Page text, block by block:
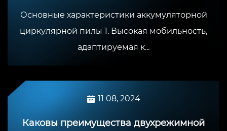
Основные характеристики аккумуляторной
циркулярной пилы 1. Высокая мобильность,
адаптируемая к...
11 08, 2024
Каковы преимущества двухрежимной